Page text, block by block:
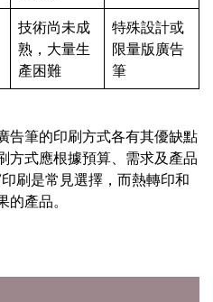
技術尚未成
熟，大量生
產困難
特殊設計或
限量版廣告
筆
告筆的印刷方式各有其優缺點
方式應根據預算、需求及產品
刷是常見選擇，而熱轉印和
產品。